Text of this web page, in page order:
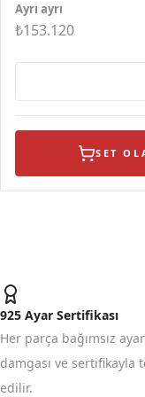
Ayrı ayrı
₺153.120
SET
925 Ayar Sertifikası
Her parça bağımsız ayar
damgası ve sertifikayla
edilir.